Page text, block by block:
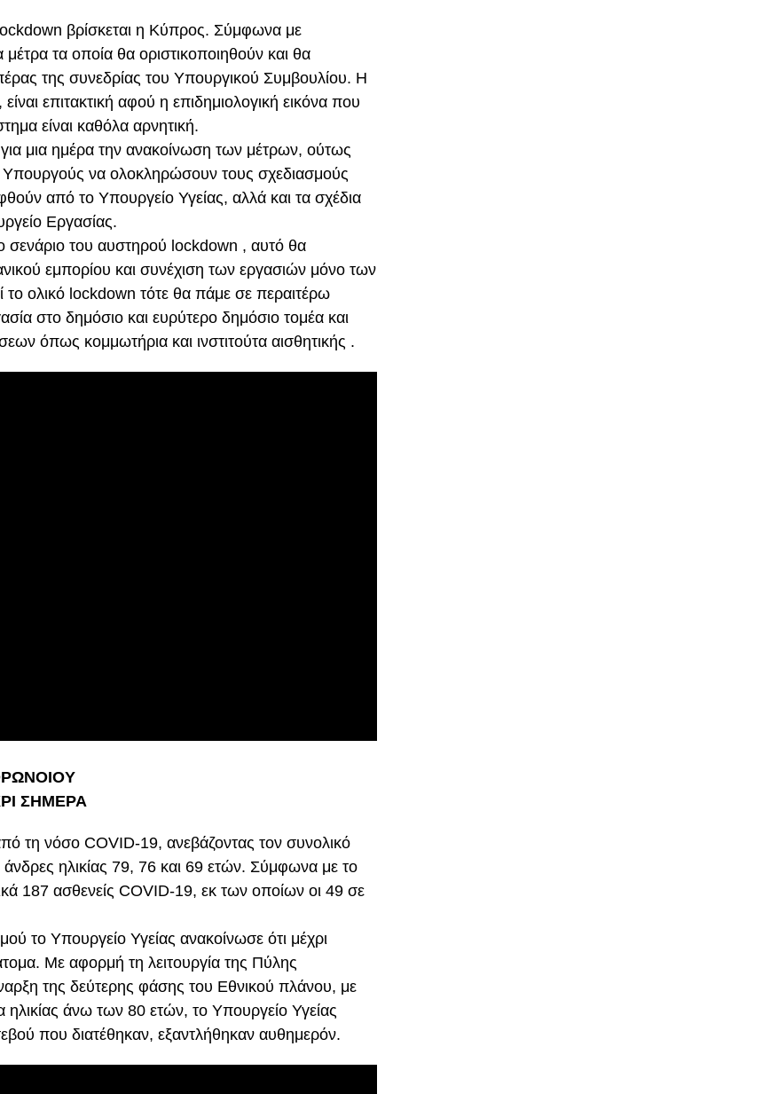
βρίσκεται η Κύπρος. Σύμφωνα με
τα οποία θα οριστικοποιηθούν και θα
της συνεδρίας του Υπουργικού Συμβουλίου. Η
επιτακτική αφού η επιδημιολογική εικόνα που
είναι καθόλα αρνητική.
μια ημέρα την ανακοίνωση των μέτρων, ούτως
να ολοκληρώσουν τους σχεδιασμούς
από το Υπουργείο Υγείας, αλλά και τα σχέδια
Εργασίας.
σενάριο του αυστηρού lockdown , αυτό θα
εμπορίου και συνέχιση των εργασιών μόνο των
ολικό lockdown τότε θα πάμε σε περαιτέρω
στο δημόσιο και ευρύτερο δημόσιο τομέα και
όπως κομμωτήρια και ινστιτούτα αισθητικής .
ΣΗΜΕΡΑ
τη νόσο COVID-19, ανεβάζοντας τον συνολικό
ηλικίας 79, 76 και 69 ετών. Σύμφωνα με το
187 ασθενείς COVID-19, εκ των οποίων οι 49 σε
το Υπουργείο Υγείας ανακοίνωσε ότι μέχρι
Με αφορμή τη λειτουργία της Πύλης
της δεύτερης φάσης του Εθνικού πλάνου, με
ηλικίας άνω των 80 ετών, το Υπουργείο Υγείας
που διατέθηκαν, εξαντλήθηκαν αυθημερόν.